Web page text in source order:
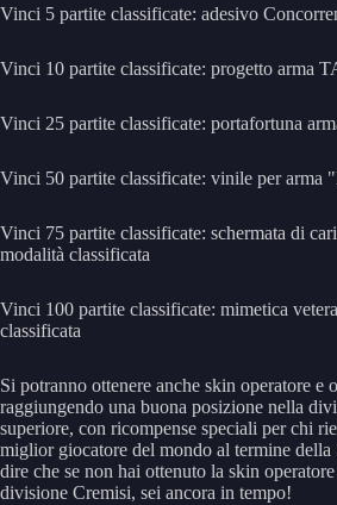
Vinci 5 partite classificate: adesivo
Vinci 10 partite classificate: progetto arma
Vinci 25 partite classificate: portafortuna
Vinci 50 partite classificate: vinile per arma
Vinci 75 partite classificate: schermata di
modalità classificata
Vinci 100 partite classificate: mimetica
classificata
Si potranno ottenere anche skin operatore e
raggiungendo una buona posizione nella
superiore, con ricompense speciali per chi
miglior giocatore del mondo al termine della
dire che se non hai ottenuto la skin
divisione Cremisi, sei ancora in tempo!